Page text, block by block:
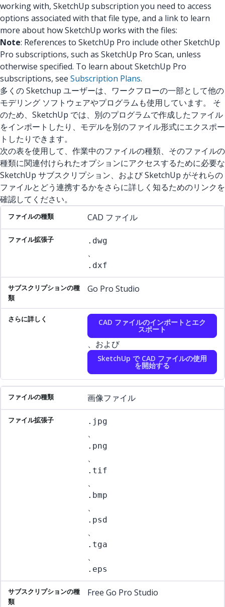
working with, SketchUp subscription you need to access
options associated with that file type, and a link to learn
more about how SketchUp works with the files:
Note: References to SketchUp Pro include other SketchUp
Pro subscriptions, such as SketchUp Pro Scan, unless
otherwise specified. To learn about SketchUp Pro
subscriptions, see Subscription Plans.
多くの Sketchup ユーザーは、ワークフローの一部として他の
モデリング ソフトウェアやプログラムも使用しています。 そ
のため、SketchUp では、別のプログラムで作成したファイル
をインポートしたり、モデルを別のファイル形式にエクスポー
トしたりできます。
次の表を使用して、作業中のファイルの種類、そのファイルの
種類に関連付けられたオプションにアクセスするために必要な
SketchUp サブスクリプション、および SketchUp がそれらの
ファイルとどう連携するかをさらに詳しく知るためのリンクを
確認してください。
ファイルの種類
ファイル拡張子 サブスクリプションの種類
CAD ファイル
.dwg
、
.dxf
Go Pro Studio
CAD ファイルのインポートとエク
スポート
、および
SketchUp で CAD ファイルの使用
を開始する
画像ファイル
.jpg
、
.png
、
.tif
、
.bmp
、
.psd
、
.tga
、
.eps
Free Go Pro Studio